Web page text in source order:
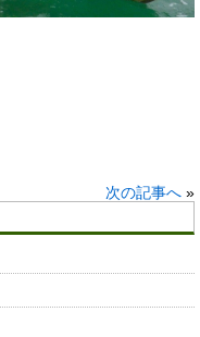
次の記事へ »